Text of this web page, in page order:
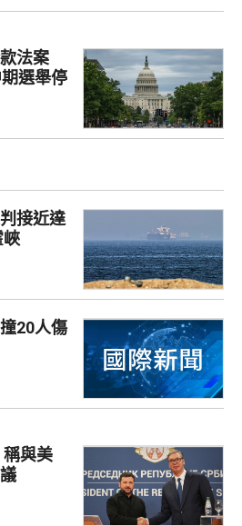
法案
選舉停
接近達
峽
20人傷